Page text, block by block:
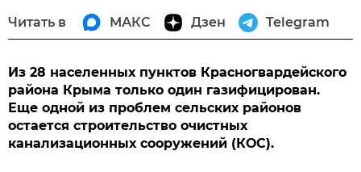
Читать в МАКС Дзен Telegram
Из 28 населенных пунктов Красногвардейского
района Крыма только один газифицирован.
Еще одной из проблем сельских районов
остается строительство очистных
канализационных сооружений (КОС).